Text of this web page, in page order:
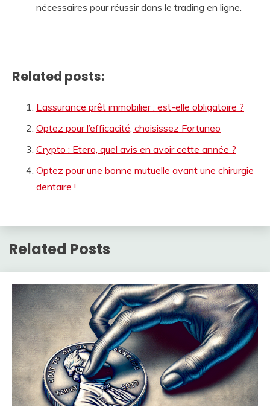
nécessaires pour réussir dans le trading en ligne.
Related posts:
L’assurance prêt immobilier : est-elle obligatoire ?
Optez pour l’efficacité, choisissez Fortuneo
Crypto : Etero, quel avis en avoir cette année ?
Optez pour une bonne mutuelle avant une chirurgie
dentaire !
Related Posts